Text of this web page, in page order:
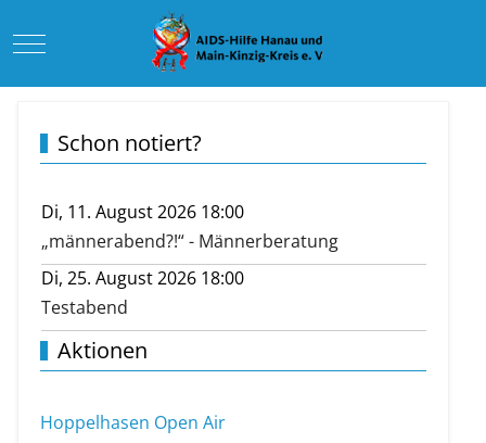
Mobile Menu Toggle
Schon notiert?
Di, 11. August 2026 18:00
„männerabend?!“ - Männerberatung
Di, 25. August 2026 18:00
Testabend
Aktionen
Hoppelhasen Open Air